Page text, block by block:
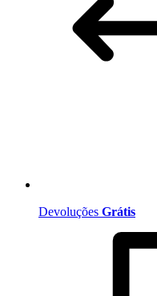
Devoluções Grátis